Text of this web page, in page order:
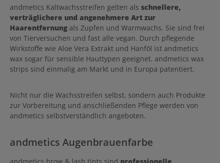
andmetics Kaltwachsstreifen gelten als schnellere,
verträglichere und angenehmere Art zur
Haarentfernung als Zupfen und Warmwachs. Sie sind frei
von Tierversuchen und fast alle vegan. Durch pflegende
Wirkstoffe wie Aloe Vera Extrakt und Hanföl ist andmetics
wax sogar für sensible Hauttypen geeignet. andmetics wax
strips sind einmalig am Markt und in Europa patentiert.
Nicht nur die Wachsstreifen selbst, sondern auch Produkte
zur Vorbereitung und anschließenden Pflege werden von
andmetics selbstverständlich angeboten.
andmetics Augenbrauenfarbe